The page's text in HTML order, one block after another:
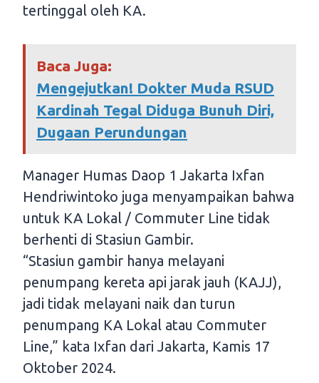
tertinggal oleh KA.
Baca Juga:
Mengejutkan! Dokter Muda RSUD
Kardinah Tegal Diduga Bunuh Diri,
Dugaan Perundungan
Manager Humas Daop 1 Jakarta Ixfan
Hendriwintoko juga menyampaikan bahwa
untuk KA Lokal / Commuter Line tidak
berhenti di Stasiun Gambir.
“Stasiun gambir hanya melayani
penumpang kereta api jarak jauh (KAJJ),
jadi tidak melayani naik dan turun
penumpang KA Lokal atau Commuter
Line,” kata Ixfan dari Jakarta, Kamis 17
Oktober 2024.